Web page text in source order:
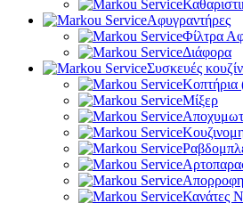
Αφυγραντήρες
Φίλτρα
Διάφορα
Συσκευές
Κοπτήρια
Μίξερ
Κανάτες